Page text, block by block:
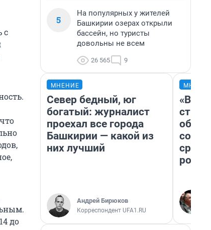
с
до
5
На популярных у жителей
Башкирии озерах открыли
бассейн, но туристы
довольны не всем
26 565 9
МНЕНИЕ
Север бедный, юг
богатый: журналист
проехал все города
Башкирии — какой из
них лучший
Андрей Бирюков
Корреспондент UFA1.RU
«В